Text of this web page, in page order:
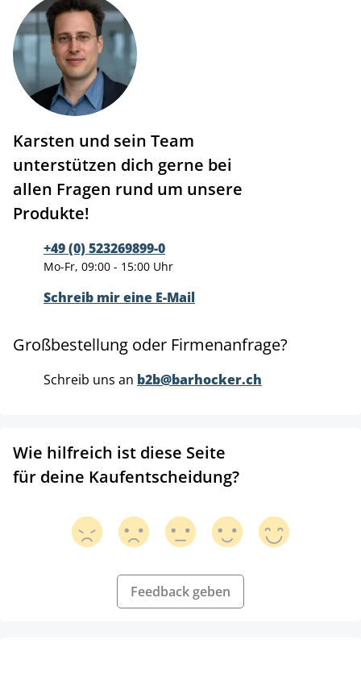
Karsten und sein Team
unterstützen dich gerne bei
allen Fragen rund um unsere
Produkte!
+49 (0) 523269899-0
Mo-Fr, 09:00 - 15:00 Uhr
Schreib mir eine E-Mail
Großbestellung oder Firmenanfrage?
Schreib uns an b2b@barhocker.ch
Wie hilfreich ist diese Seite
für deine Kaufentscheidung?
Feedback geben